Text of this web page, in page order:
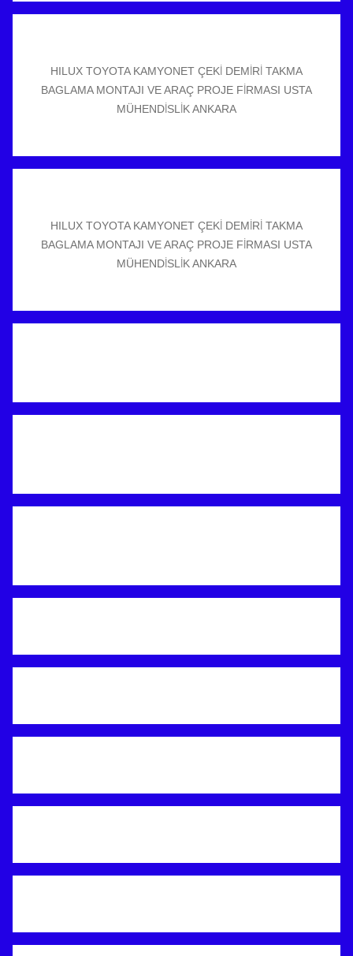
HILUX TOYOTA KAMYONET ÇEKİ DEMİRİ TAKMA
BAGLAMA MONTAJI VE ARAÇ PROJE FİRMASI USTA
MÜHENDİSLİK ANKARA
HILUX TOYOTA KAMYONET ÇEKİ DEMİRİ TAKMA
BAGLAMA MONTAJI VE ARAÇ PROJE FİRMASI USTA
MÜHENDİSLİK ANKARA